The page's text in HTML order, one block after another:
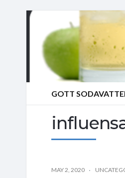
GOTT
MAY 2, 2020